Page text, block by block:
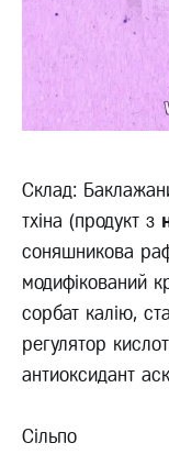
Склад:
тхіна (продукт з
соняшникова
модифікований
сорбат калію,
регулятор
антиоксидант
Сільпо